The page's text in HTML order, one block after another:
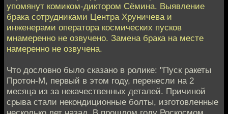
упомянут комиком-диктором Сёмина. Выявление
брака сотрудниками Центра Хруничева и
инженерами оператора космических пусков
мнамеренно не озвучено. Замена брака на месте
намеренно не озвучена.
Что дословно было сказано в ролике: "Пуск ракеты
Протон-М, первый в этом году, перенесли на 2
месяца из за некачественных деталей. Причиной
срыва стали некондиционные болты, изготовленные